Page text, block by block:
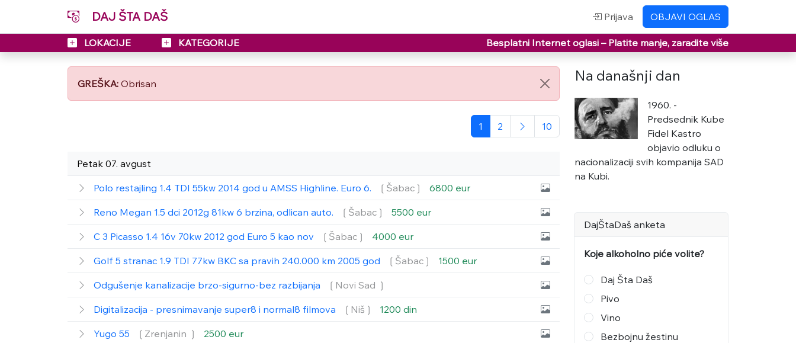
DAJ ŠTA DAŠ Prijava OBJAVI OGLAS
LOKACIJE KATEGORIJE Besplatni Internet oglasi – Platite manje, zaradite više
GREŠKA: Obrisan
1 2 10
Petak 07. avgust
Polo restajling 1.4 TDI 55kw 2014 god u AMSS Highline. Euro 6. ❲Šabac❳ 6800 eur
Reno Megan 1.5 dci 2012g 81kw 6 brzina, odlican auto. ❲Šabac❳ 5500 eur
C 3 Picasso 1.4 16v 70kw 2012 god Euro 5 kao nov ❲Šabac❳ 4000 eur
Golf 5 stranac 1.9 TDI 77kw BKC sa pravih 240.000 km 2005 god ❲Šabac❳ 1500 eur
Odgušenje kanalizacije brzo-sigurno-bez razbijanja ❲Novi Sad ❳
Digitalizacija - presnimavanje super8 i normal8 filmova ❲Niš❳ 1200 din
Yugo 55 ❲Zrenjanin ❳ 2500 eur
Na današnji dan
1960. -
Predsednik Kube
Fidel Kastro
objavio odluku o
nacionalizaciji svih kompanija SAD
na Kubi.
DajŠtaDaš anketa
Koje alkoholno piće volite?
Daj Šta Daš
Pivo
Vino
Bezbojnu žestinu